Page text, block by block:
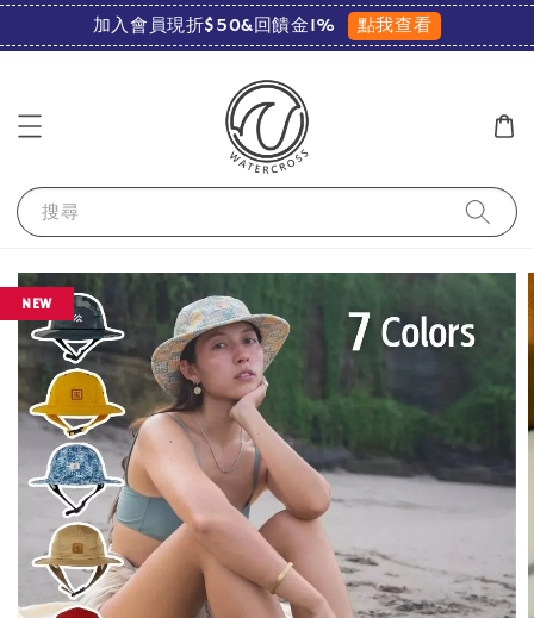
加入會員現折$50&回饋金1% 點我查看
搜尋
NEW